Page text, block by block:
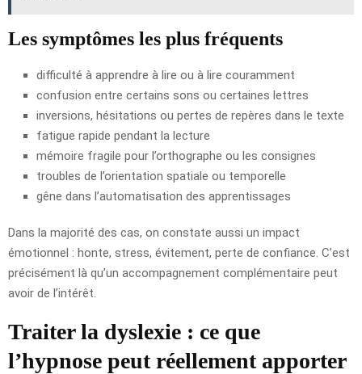
Les symptômes les plus fréquents
difficulté à apprendre à lire ou à lire couramment
confusion entre certains sons ou certaines lettres
inversions, hésitations ou pertes de repères dans le texte
fatigue rapide pendant la lecture
mémoire fragile pour l’orthographe ou les consignes
troubles de l’orientation spatiale ou temporelle
gêne dans l’automatisation des apprentissages
Dans la majorité des cas, on constate aussi un impact
émotionnel : honte, stress, évitement, perte de confiance. C’est
précisément là qu’un accompagnement complémentaire peut
avoir de l’intérêt.
Traiter la dyslexie : ce que
l’hypnose peut réellement apporter